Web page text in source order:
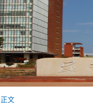
正文